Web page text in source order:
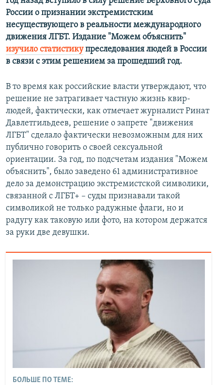
России о признании экстремистским
несуществующего в реальности международного
движения ЛГБТ. Издание "Можем объяснить"
изучило статистикупреследования людей в России
в связи с этим решением за прошедший год.
В то время как российские власти утверждают, что
решение не затрагивает частную жизнь квир-
людей, фактически, как отмечает журналист Ринат
Давлетгильдеев, решение о запрете "движения
ЛГБТ" сделало фактически невозможным для них
публично говорить о своей сексуальной
ориентации. За год, по подсчетам издания "Можем
объяснить", было заведено 61 административное
дело за демонстрацию экстремистской символики,
связанной с ЛГБТ+ – суды признавали такой
символикой не только радужные флаги, но и
радугу как таковую или фото, на котором держатся
за руки две девушки.
БОЛЬШЕ ПО ТЕМЕ: